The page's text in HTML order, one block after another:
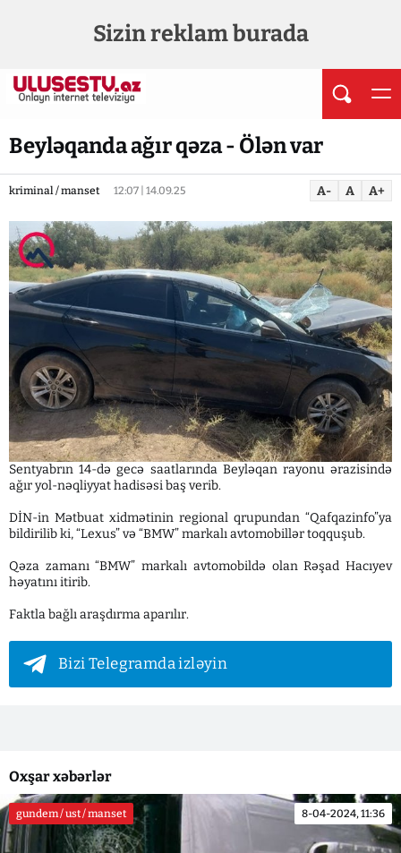
Sizin reklam burada
Beyləqanda ağır qəza - Ölən var
kriminal / manset 12:07 | 14.09.25 A- A A+
Sentyabrın 14-də gecə saatlarında Beyləqan rayonu ərazisində
ağır yol-nəqliyyat hadisəsi baş verib.
DİN-in Mətbuat xidmətinin regional qrupundan “Qafqazinfo”ya
bildirilib ki, “Lexus” və “BMW” markalı avtomobillər toqquşub.
Qəza zamanı “BMW” markalı avtomobildə olan Rəşad Hacıyev
həyatını itirib.
Faktla bağlı araşdırma aparılır.
Bizi Telegramda izləyin
Oxşar xəbərlər
gundem / ust / manset 8-04-2024, 11:36